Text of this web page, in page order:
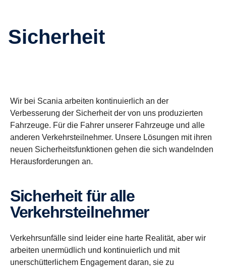
Sicherheit
Wir bei Scania arbeiten kontinuierlich an der
Verbesserung der Sicherheit der von uns produzierten
Fahrzeuge. Für die Fahrer unserer Fahrzeuge und alle
anderen Verkehrsteilnehmer. Unsere Lösungen mit ihren
neuen Sicherheitsfunktionen gehen die sich wandelnden
Herausforderungen an.
Sicherheit für alle
Verkehrsteilnehmer
Verkehrsunfälle sind leider eine harte Realität, aber wir
arbeiten unermüdlich und kontinuierlich und mit
unerschütterlichem Engagement daran, sie zu